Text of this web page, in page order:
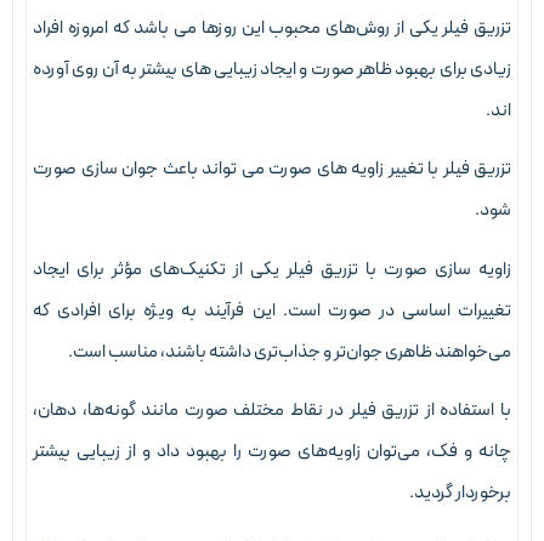
فیلر یکی از روش‌های محبوب این روزها می باشد که امروزه افراد
برای بهبود ظاهر صورت و ایجاد زیبایی های بیشتر به آن روی آورده
فیلر با تغییر زاویه های صورت می تواند باعث جوان سازی صورت
سازی صورت با تزریق فیلر یکی از تکنیک‌های مؤثر برای ایجاد
اساسی در صورت است. این فرآیند به ویژه برای افرادی که
ظاهری جوان‌تر و جذاب‌تری داشته باشند، مناسب است.
استفاده از تزریق فیلر در نقاط مختلف صورت مانند گونه‌ها، دهان،
و فک، می‌توان زاویه‌های صورت را بهبود داد و از زیبایی بیشتر
گردید.